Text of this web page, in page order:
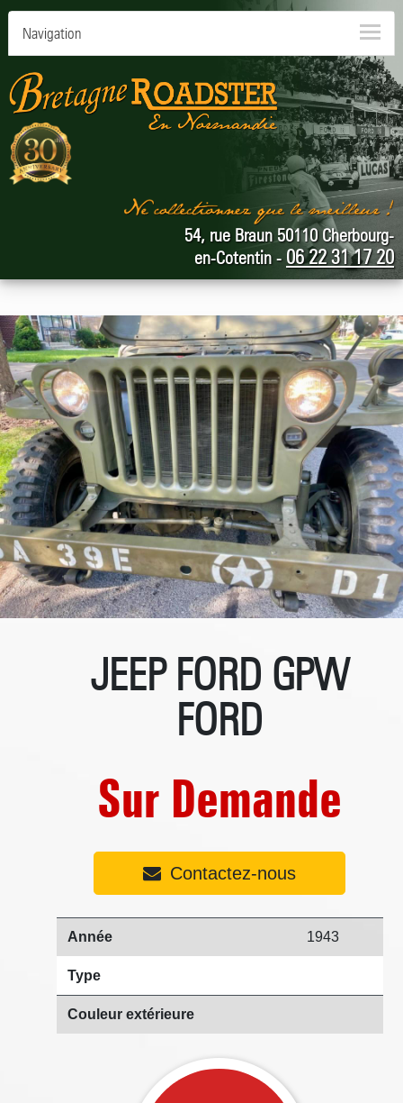
Navigation
54, rue Braun 50110 Cherbourg-
en-Cotentin - 06 22 31 17 20
JEEP FORD GPW
FORD
Sur Demande
Contactez-nous
Année 1943
Type
Couleur extérieure